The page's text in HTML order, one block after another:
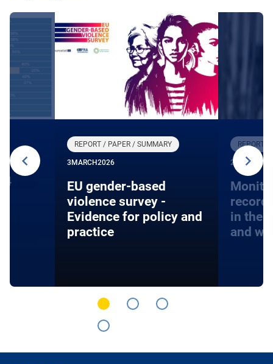
REPORT / PAPER / SUMMARY
3 MARCH2026
EU gender-based
violence survey -
Evidence for policy and
practice
REPORT /
27 JANUARY
in the
and